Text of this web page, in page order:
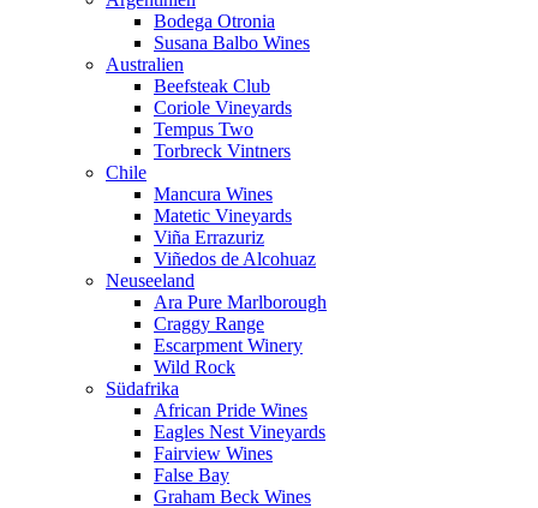
Bodega Otronia
Susana Balbo Wines
Australien
Beefsteak Club
Coriole Vineyards
Tempus Two
Torbreck Vintners
Chile
Mancura Wines
Matetic Vineyards
Viña Errazuriz
Viñedos de Alcohuaz
Neuseeland
Ara Pure Marlborough
Craggy Range
Escarpment Winery
Wild Rock
Südafrika
African Pride Wines
Eagles Nest Vineyards
Fairview Wines
False Bay
Graham Beck Wines